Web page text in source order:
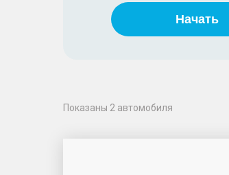
Начать
Показаны 2 автомобиля